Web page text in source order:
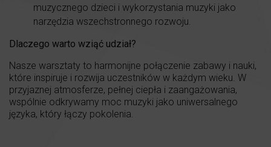
muzycznego dzieci i wykorzystania muzyki jako
narzędzia wszechstronnego rozwoju.
Dlaczego warto wziąć udział?
Nasze warsztaty to harmonijne połączenie zabawy i nauki,
które inspiruje i rozwija uczestników w każdym wieku. W
przyjaznej atmosferze, pełnej ciepła i zaangażowania,
wspólnie odkrywamy moc muzyki jako uniwersalnego
języka, który łączy pokolenia.